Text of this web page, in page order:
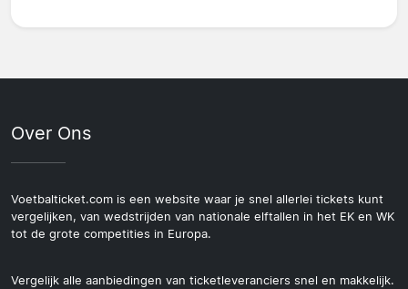
Over Ons
Voetbalticket.com is een website waar je snel allerlei tickets kunt
vergelijken, van wedstrijden van nationale elftallen in het EK en WK
tot de grote competities in Europa.
Vergelijk alle aanbiedingen van ticketleveranciers snel en makkelijk.